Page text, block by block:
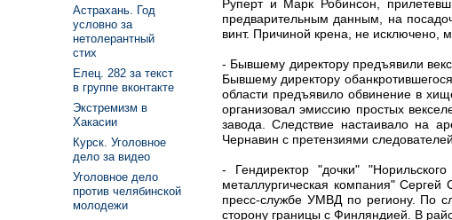
Руперт и Марк Робинсон,
предварительным данным, на
винт. Причиной крена, не исключено,
- Бывшему директору предъявили
Бывшему директору
области предъявило обвинение в
организовал эмиссию простых
завода. Следствие настаивало на
Чернавин с претензиями
- Гендиректор "дочки"
металлургическая компания"
пресс-службе УМВД по региону. По
сторону границы с Финляндией. В
Астрахань. Год
условно за
нетолерантный
стих
Елец. 282 за текст
в группе вконтакте
Экстремизм в
Хакасии
Курск. Уголовное
дело за видео
Уголовное дело
против челябинской
молодежи